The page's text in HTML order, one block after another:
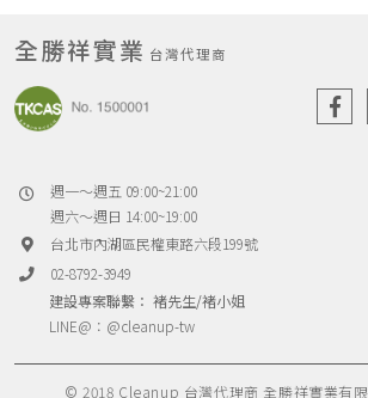
全勝祥實業 台灣代理商
週一～週五 09:00~21:00
週六～週日 14:00~19:00
台北市內湖區民權東路六段199號
02-8792-3949
建設專案聯繫： 褚先生/褚小姐
LINE@： @cleanup-tw
© 2018 Cleanup 台灣代理商 全勝祥實業有